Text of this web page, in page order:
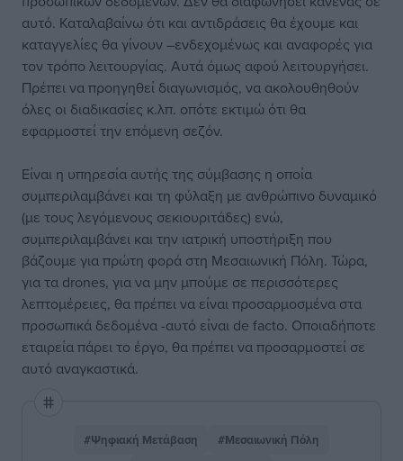
αυτό. Καταλαβαίνω ότι και αντιδράσεις θα έχουμε και
καταγγελίες θα γίνουν –ενδεχομένως και αναφορές για
τον τρόπο λειτουργίας. Αυτά όμως αφού λειτουργήσει.
Πρέπει να προηγηθεί διαγωνισμός, να ακολουθηθούν
όλες οι διαδικασίες κ.λπ. οπότε εκτιμώ ότι θα
εφαρμοστεί την επόμενη σεζόν.
Είναι η υπηρεσία αυτής της σύμβασης η οποία
συμπεριλαμβάνει και τη φύλαξη με ανθρώπινο δυναμικό
(με τους λεγόμενους σεκιουριτάδες) ενώ,
συμπεριλαμβάνει και την ιατρική υποστήριξη που
βάζουμε για πρώτη φορά στη Μεσαιωνική Πόλη. Τώρα,
για τα drones, για να μην μπούμε σε περισσότερες
λεπτομέρειες, θα πρέπει να είναι προσαρμοσμένα στα
προσωπικά δεδομένα -αυτό είναι de facto. Οποιαδήποτε
εταιρεία πάρει το έργο, θα πρέπει να προσαρμοστεί σε
αυτό αναγκαστικά.
#Ψηφιακή Μετάβαση
#Μεσαιωνική Πόλη